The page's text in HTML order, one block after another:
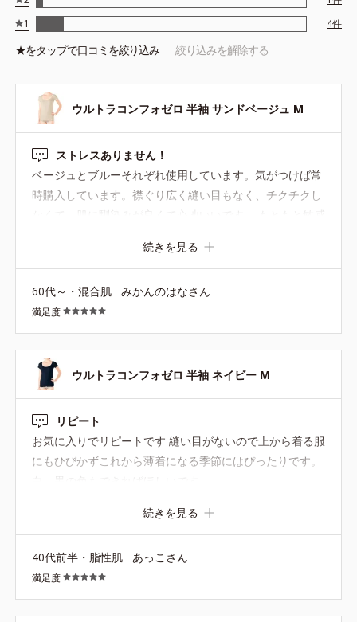
1
4件
★をタップで口コミを絞り込み 絞り込みを解除する
ウルトラコンフォゼロ 半袖 サンドベージュ M
ストレスありません！
ベージュとブルーそれぞれ使用しています。気がつけば常
時購入しています。襟ぐり広く縫い目もなく、チクチクし
続きを見る
60代～・混合肌 みかんのはなさん
満足度
ウルトラコンフォゼロ 半袖 ネイビー M
リピート
お気に入りでリピートです 縫い目がないので上から着る服
にもひびかずこれから薄着になる季節にはぴったりです。
続きを見る
40代前半・脂性肌 あっこさん
満足度